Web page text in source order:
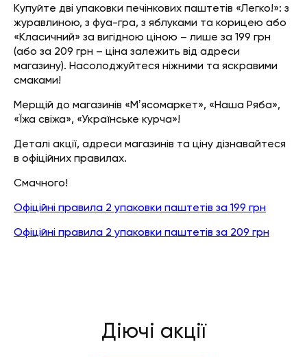
Купуйте дві упаковки печінкових паштетів «Легко!»: з
журавлиною, з фуа-гра, з яблуками та корицею або
«Класичний» за вигідною ціною – лише за 199 грн
(або за 209 грн – ціна залежить від адреси
магазину). Насолоджуйтеся ніжними та яскравими
смаками!
Мерщій до магазинів «Мʼясомаркет», «Наша Ряба»,
«Їжа свіжа», «Українське курча»!
Деталі акції, адреси магазинів та ціну дізнавайтеся
в офіційних правилах.
Смачного!
Офіційні правила 2 упаковки паштетів за 199 грн
Офіційні правила 2 упаковки паштетів за 209 грн
Діючі акції